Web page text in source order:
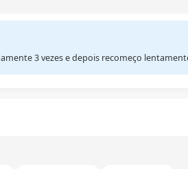
3 vezes e depois recomeço